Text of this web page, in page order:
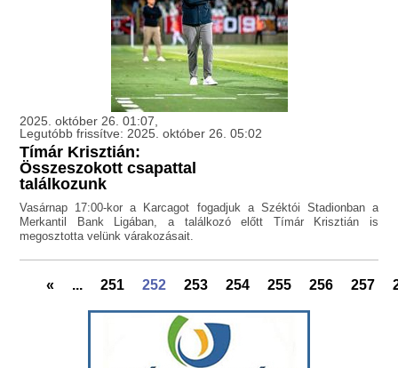
2025. október 26. 01:07,
Legutóbb frissítve: 2025. október 26. 05:02
Tímár Krisztián:
Összeszokott csapattal
találkozunk
Vasárnap 17:00-kor a Karcagot fogadjuk a Széktói Stadionban a
Merkantil Bank Ligában, a találkozó előtt Tímár Krisztián is
megosztotta velünk várakozásait.
« ... 251 252 253 254 255 256 257